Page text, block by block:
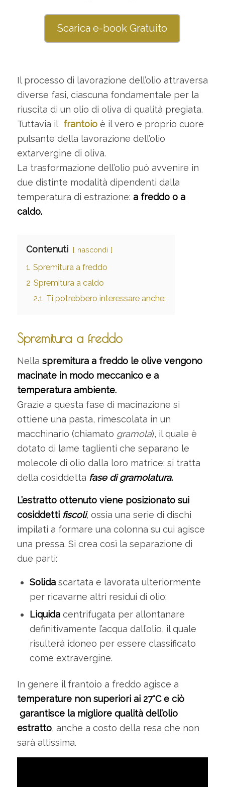
Scarica e-book Gratuito
Il processo di lavorazione dell’olio attraversa
diverse fasi, ciascuna fondamentale per la
riuscita di un olio di oliva di qualità pregiata.
Tuttavia il frantoio è il vero e proprio cuore
pulsante della lavorazione dell’olio
extarvergine di oliva.
La trasformazione dell’olio può avvenire in
due distinte modalità dipendenti dalla
temperatura di estrazione: a freddo o a
caldo.
Contenuti nascondi
1 Spremitura a freddo
2 Spremitura a caldo
2.1 Ti potrebbero interessare anche:
Spremitura a freddo
Nella spremitura a freddo le olive vengono
macinate in modo meccanico e a
temperatura ambiente.
Grazie a questa fase di macinazione si
ottiene una pasta, rimescolata in un
macchinario (chiamato gramola), il quale è
dotato di lame taglienti che separano le
molecole di olio dalla loro matrice: si tratta
della cosiddetta fase di gramolatura.
L’estratto ottenuto viene posizionato sui
cosiddettifiscoli, ossia una serie di dischi
impilati a formare una colonna su cui agisce
una pressa. Si crea così la separazione di
due parti:
Solidascartata e lavorata ulteriormente
per ricavarne altri residui di olio;
Liquidacentrifugata per allontanare
definitivamente l’acqua dall’olio, il quale
risulterà idoneo per essere classificato
come extravergine.
In genere il frantoio a freddo agisce a
temperature non superiori ai 27°C e ciò
garantisce la migliore qualità dell’olio
estratto, anche a costo della resa che non
sarà altissima.